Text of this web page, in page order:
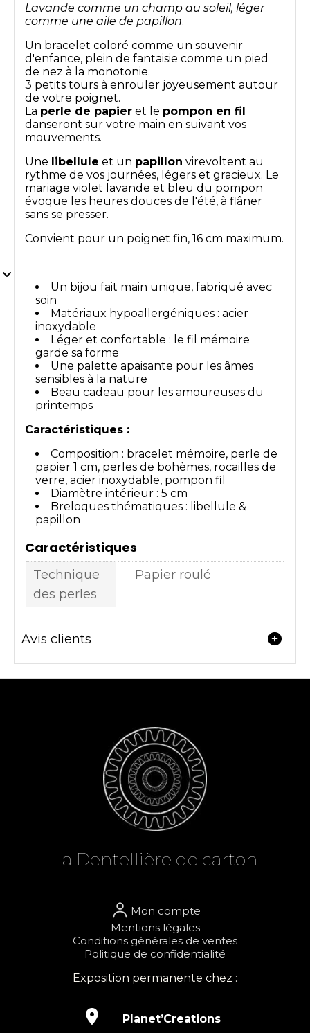
Lavande comme un champ au soleil, léger
comme une aile de papillon.
Un bracelet coloré comme un souvenir
d'enfance, plein de fantaisie comme un pied
de nez à la monotonie.
3 petits tours à enrouler joyeusement autour
de votre poignet.
La perle de papier et le pompon en fil
danseront sur votre main en suivant vos
mouvements.
Une libellule et un papillon virevoltent au
rythme de vos journées, légers et gracieux. Le
mariage violet lavande et bleu du pompon
évoque les heures douces de l'été, à flâner
sans se presser.
Convient pour un poignet fin, 16 cm maximum.
Un bijou fait main unique, fabriqué avec
soin
Matériaux hypoallergéniques : acier
inoxydable
Léger et confortable : le fil mémoire
garde sa forme
Une palette apaisante pour les âmes
sensibles à la nature
Beau cadeau pour les amoureuses du
printemps
Caractéristiques :
Composition : bracelet mémoire, perle de
papier 1 cm, perles de bohèmes, rocailles de
verre, acier inoxydable, pompon fil
Diamètre intérieur : 5 cm
Breloques thématiques : libellule &
papillon
Caractéristiques
Technique
des perles
Papier roulé
Avis clients
La Dentel lière de carton
Mon compte
Mentions légales
Conditions générales de ventes
Politique de confidentialité
Exposition permanente chez :
 Planet’Creations